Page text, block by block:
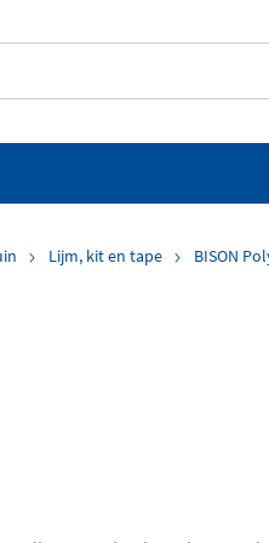
Lijm, kit en tape BISON